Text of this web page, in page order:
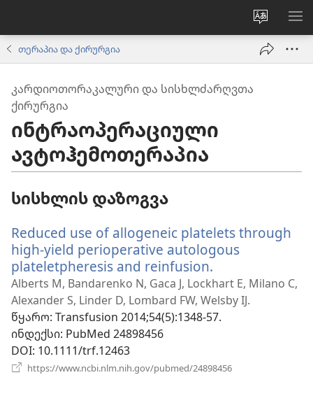
ენის
შეცვლა
თერაპია და ქირურგია
ᲙᲐᲠᲓᲘᲝᲗᲝᲠᲐᲙᲐᲚᲣᲠᲘ ᲓᲐ ᲡᲘᲡᲮᲚᲫᲐᲠᲦᲕᲗᲐ
ᲥᲘᲠᲣᲠᲒᲘᲐ
ინტრაოპერაციული
ავტოჰემოთერაპია
სისხლის დაზოგვა
Reduced use of allogeneic platelets through
high-yield perioperative autologous
plateletpheresis and reinfusion.
ახალი
ფანჯარა)
Alberts M, Bandarenko N, Gaca J, Lockhart E, Milano C,
Alexander S, Linder D, Lombard FW, Welsby IJ.
წყარო‎: Transfusion 2014;54(5):1348-57.
ინდექსი‎: PubMed 24898456
DOI‎: 10.1111/trf.12463
https://www.ncbi.nlm.nih.gov/pubmed/24898456